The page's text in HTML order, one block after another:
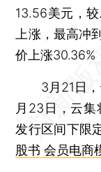
13.56美元，
上涨，最高冲
价上涨30.36%
3月21日，
月23日，云集
发行区间下限
股书 会员电商